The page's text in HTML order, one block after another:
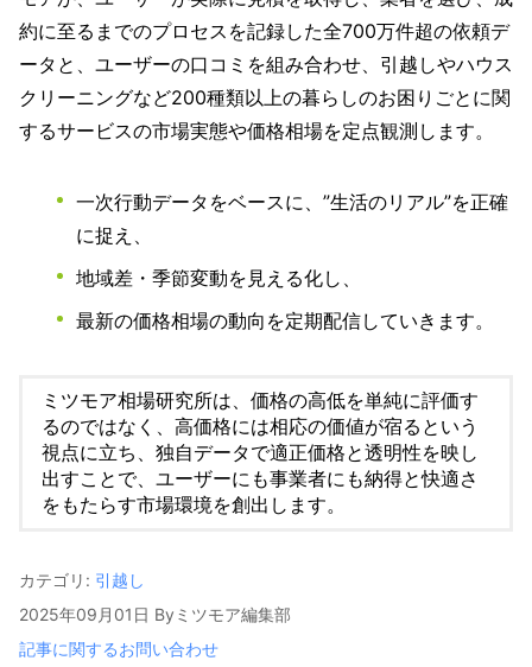
約に至るまでのプロセスを記録した全700万件超の依頼デ
ータと、ユーザーの口コミを組み合わせ、引越しやハウス
クリーニングなど200種類以上の暮らしのお困りごとに関
するサービスの市場実態や価格相場を定点観測します。
一次行動データをベースに、”生活のリアル”を正確
に捉え、
地域差・季節変動を見える化し、
最新の価格相場の動向を定期配信していきます。
ミツモア相場研究所は、価格の高低を単純に評価す
るのではなく、高価格には相応の価値が宿るという
視点に立ち、独自データで適正価格と透明性を映し
出すことで、ユーザーにも事業者にも納得と快適さ
をもたらす市場環境を創出します。
カテゴリ: 引越し
2025年09月01日 By ミツモア編集部
記事に関するお問い合わせ